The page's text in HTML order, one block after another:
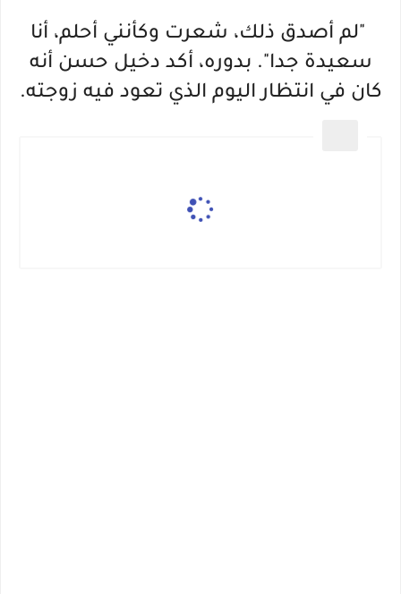
"لم أصدق ذلك، شعرت وكأنني أحلم، أنا
سعيدة جدا". بدوره، أكد دخيل حسن أنه
كان في انتظار اليوم الذي تعود فيه زوجته.